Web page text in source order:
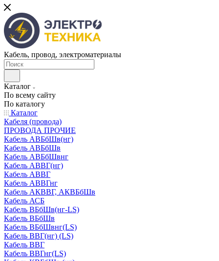
Кабель, провод, электроматериалы
Каталог
По всему сайту
По каталогу
Каталог
Кабеля (провода)
ПРОВОДА ПРОЧИЕ
Кабель АВБбШв(нг)
Кабель АВБбШв
Кабель АВБбШвнг
Кабель АВВГ(нг)
Кабель АВВГ
Кабель АВВГнг
Кабель АКВВГ, АКВБбШв
Кабель АСБ
Кабель ВБбШв(нг-LS)
Кабель ВБбШв
Кабель ВБбШвнг(LS)
Кабель ВВГ(нг) (LS)
Кабель ВВГ
Кабель ВВГнг(LS)